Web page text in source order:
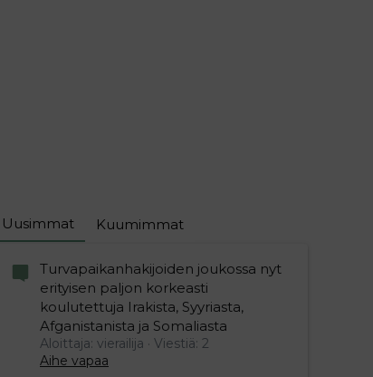
Uusimmat Kuumimmat
Turvapaikanhakijoiden joukossa nyt
erityisen paljon korkeasti
koulutettuja Irakista, Syyriasta,
Afganistanista ja Somaliasta
Aloittaja: vierailija
Viestiä: 2
Aihe vapaa